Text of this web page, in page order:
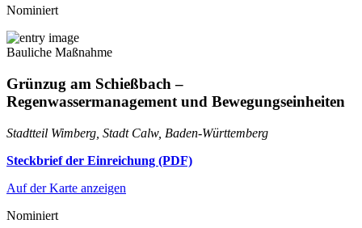
Nominiert
Bauliche Maßnahme
Grünzug am Schießbach –
Regenwassermanagement und Bewegungseinheiten
Stadtteil Wimberg, Stadt Calw, Baden-Württemberg
Steckbrief der Einreichung (PDF)
Auf der Karte anzeigen
Nominiert